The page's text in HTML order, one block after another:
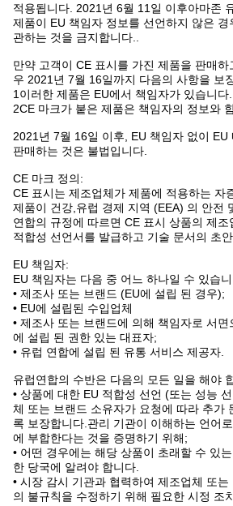
적용됩니다. 2021년 6월 11일 이후아마존
제품이 EU 책임자 정보를 선언하지 않은 경
관하는 것을 금지합니다..
만약 고객이 CE 표시를 가진 제품을 판매하
우 2021년 7월 16일까지 다음의 사항을 보
1이러한 제품은 EU에서 책임자가 있습니다.
2CE 마크가 붙은 제품은 책임자의 정보와
2021년 7월 16일 이후, EU 책임자 없이 EU
판매하는 것은 불법입니다.
CE 마크 정의:
CE 표시는 제조업체가 제품에 적용하는 자
제품이 건강,유럽 경제 지역 (EEA) 의 안전
연합의 규정에 따르면 CE 표시 상품의 제
적합성 선언서를 발급하고 기술 문서의 초
EU 책임자:
EU 책임자는 다음 중 어느 하나일 수 있습
• 제조사 또는 브랜드 (EU에 설립 된 경우);
• EU에 설립된 수입업체
• 제조사 또는 브랜드에 의해 책임자로 서
에 설립 된 권한 있는 대표자;
• 유럽 연합에 설립 된 유통 서비스 제공자.
유럽연합의 수반은 다음의 모든 일을 해야
• 상품에 대한 EU 적합성 선언 (또는 성능
체 또는 브랜드 소유자가 요청에 따라 추가
록 보장합니다.관리 기관이 이해하는 언어
에 부합한다는 것을 증명하기 위해;
• 어떤 경우에는 해당 상품이 초래할 수 있
한 당국에 알려야 합니다.
• 시장 감시 기관과 협력하여 제조업체 또
의 불규칙을 수정하기 위해 필요한 시정 조